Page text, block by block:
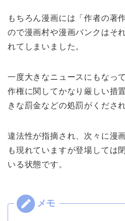
もちろん漫画には「作者の著
ので漫画村や漫画バンクはそ
れてしまいました。
一度大きなニュースにもなっ
作権に関してかなり厳しい措
きな罰金などの処罰がくださ
違法性が指摘され、次々に漫
も現れていますが登場しては
いる状態です。